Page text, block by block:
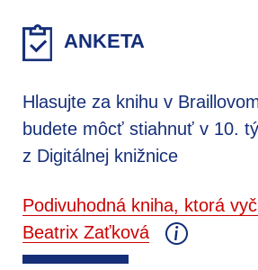
ANKETA
Hlasujte za knihu v
budete môcť stiahnuť v 10.
z Digitálnej knižnice
Podivuhodná kniha, ktorá
Beatrix Zaťková